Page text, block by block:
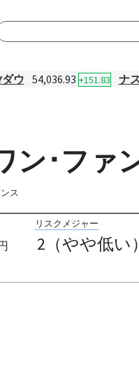
ダウ 54,036.93 +151.83 ナ
ン･ファ
ス
リスクメジャー
2（やや低い）